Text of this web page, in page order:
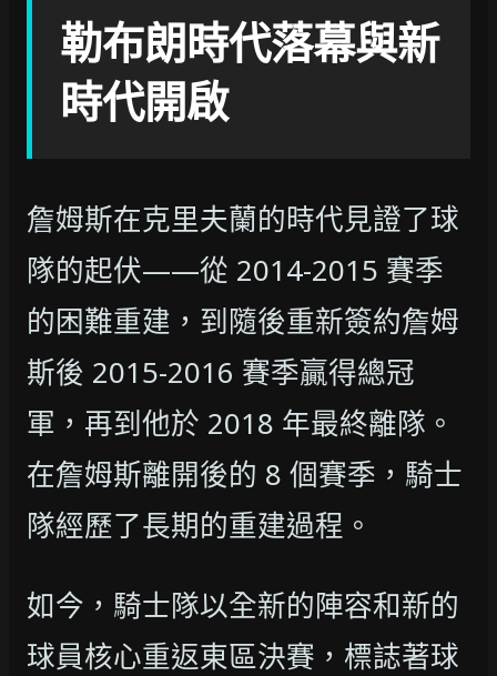
勒布朗時代落幕與新
時代開啟
詹姆斯在克里夫蘭的時代見證了球
隊的起伏——從 2014-2015 賽季
的困難重建，到隨後重新簽約詹姆
斯後 2015-2016 賽季贏得總冠
軍，再到他於 2018 年最終離隊。
在詹姆斯離開後的 8 個賽季，騎士
隊經歷了長期的重建過程。
如今，騎士隊以全新的陣容和新的
球員核心重返東區決賽，標誌著球